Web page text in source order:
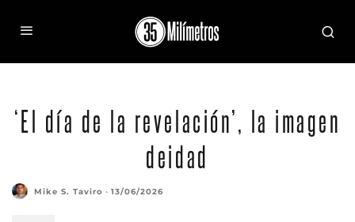
‘El día de la revelación’, la imagen
deidad
Mike S. Taviro · 13/06/2026